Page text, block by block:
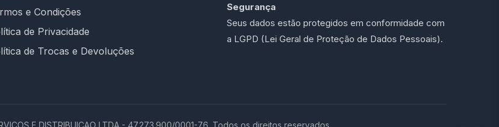
e Condições
de Privacidade
de Trocas e Devoluções
Segurança
Seus dados estão protegidos em conformidade com
a LGPD (Lei Geral de Proteção de Dados Pessoais).
E DISTRIBUICAO LTDA - 47.273.900/0001-76. Todos os direitos reservados.